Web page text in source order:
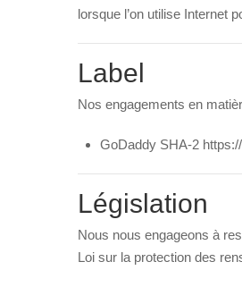
lorsque l’on utilise Internet
Label
Nos engagements en
GoDaddy SHA-2
Législation
Nous nous engageons à
Loi sur la protection des